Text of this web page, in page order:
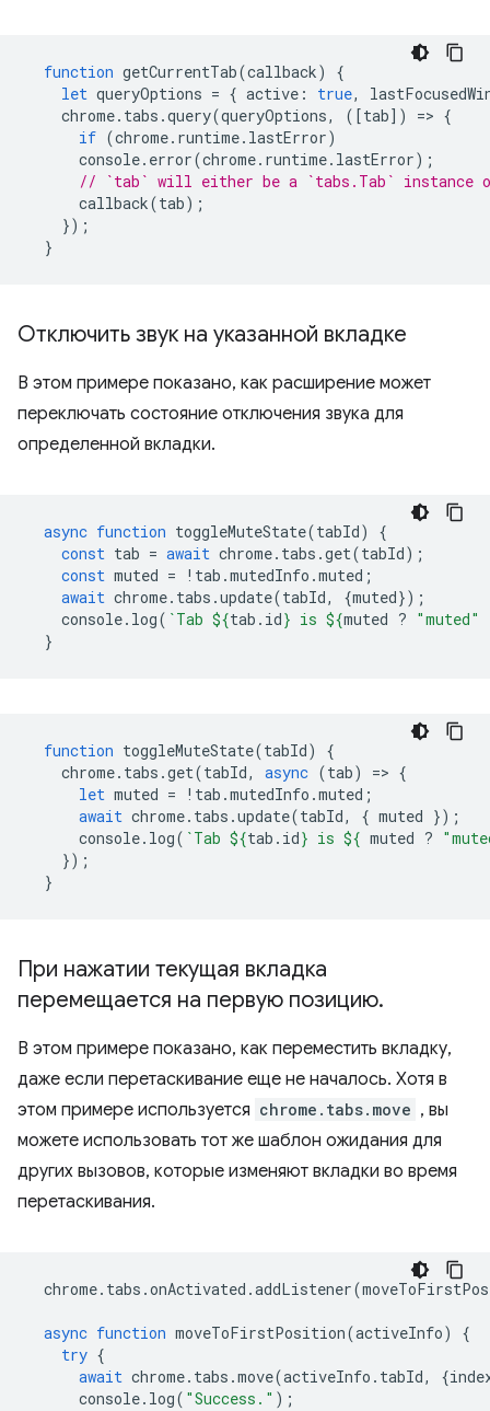
function getCurrentTab(callback)
{
let queryOptions = { active : true,
chrome. tabs .query(queryOptions, ([tab]) => {
if (chrome. runtime. lastError)
console. error(chrome. runtime. lastError);
// `tab` will either be a `tabs.Tab` instance
callback(tab);
});
}
Отключить звук на указанной вкладке
В этом примере показано, как расширение может
переключать состояние отключения звука для
определенной вкладки.
async function toggleMuteState(tabId)
{
const tab = await chrome. tabs .get(tabId);
const muted = ! tab .mutedInfo .muted ;
await chrome. tabs .update(tabId, {muted});
console. log( `Tab ${tab . id} is ${muted ? "muted"
}
function toggleMuteState(tabId)
{
chrome. tabs .get(tabId, async (tab) => {
let muted = ! tab .mutedInfo .muted ;
await chrome. tabs .update(tabId, { muted });
console. log( `Tab ${tab . id} is ${ muted ?
});
}
При нажатии текущая вкладка
перемещается на первую позицию.
В этом примере показано, как переместить вкладку,
даже если перетаскивание еще не началось. Хотя в
этом примере используется chrome.tabs.move , вы
можете использовать тот же шаблон ожидания для
других вызовов, которые изменяют вкладки во время
перетаскивания.
chrome. tabs .onActivated .addListener(
async function moveToFirstPosition(activeInfo)
{
try {
await chrome. tabs .move(activeInfo . tabId, {
console. log( "Success." );